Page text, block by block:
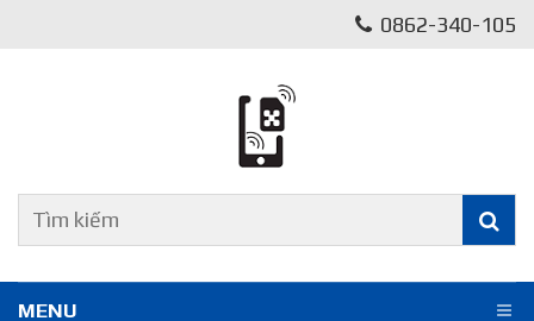
0862-340-105
MENU